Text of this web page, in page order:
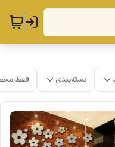
دسته‌بندی فقط